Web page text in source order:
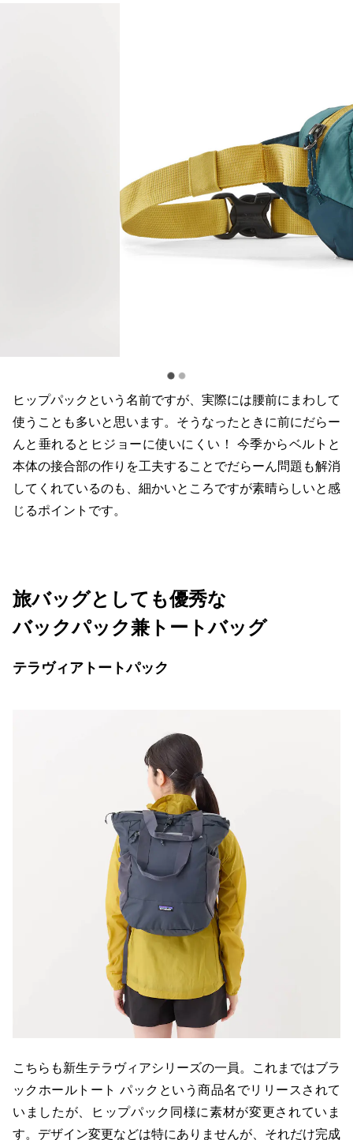
ヒップパックという名前ですが、実際には腰前にまわして
使うことも多いと思います。そうなったときに前にだらー
んと垂れるとヒジョーに使いにくい！ 今季からベルトと
本体の接合部の作りを工夫することでだらーん問題も解消
してくれているのも、細かいところですが素晴らしいと感
じるポイントです。
旅バッグとしても優秀な
バックパック兼トートバッグ
テラヴィアトートパック
こちらも新生テラヴィアシリーズの一員。これまではブラ
ックホールトート パックという商品名でリリースされて
いましたが、ヒップパック同様に素材が変更されていま
す。デザイン変更などは特にありませんが、それだけ完成